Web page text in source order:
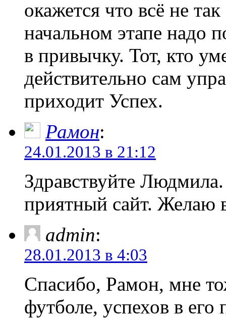
окажется что всё не
начальном этапе надо
в привычку. Тот, кто
действительно сам
приходит Успех.
Рамон:
24.01.2013 в 21:12
Здравствуйте
приятный сайт. Желаю
admin:
28.01.2013 в 4:03
Спасибо, Рамон, мне
футболе, успехов в